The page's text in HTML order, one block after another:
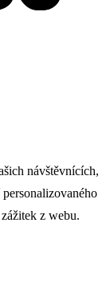
návštěvnících,
z webu.